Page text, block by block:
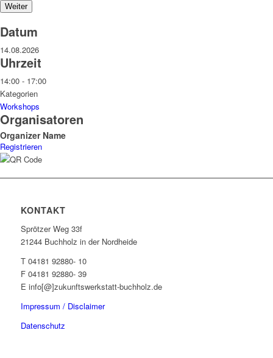
Weiter
Datum
14.08.2026
Uhrzeit
14:00 - 17:00
Kategorien
Workshops
Organisatoren
Organizer Name
Registrieren
KONTAKT
Sprötzer Weg 33f
21244 Buchholz in der Nordheide
T 04181 92880- 10
F 04181 92880- 39
E info[@]zukunftswerkstatt-buchholz.de
Impressum / Disclaimer
Datenschutz